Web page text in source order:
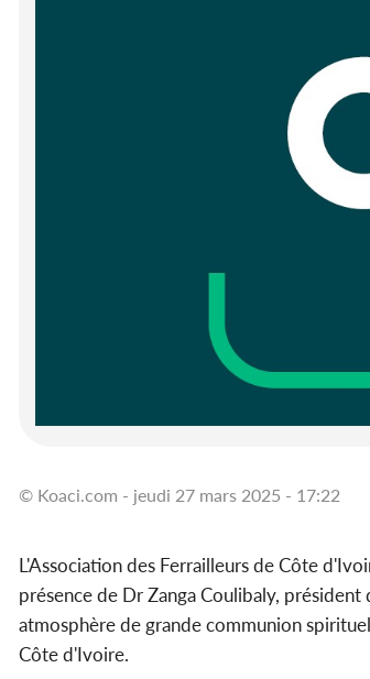
© Koaci.com - jeudi 27 mars 2025 - 17:22
L'Association des Ferrailleurs de Côte
présence de Dr Zanga Coulibaly,
atmosphère de grande communion
Côte d'Ivoire.